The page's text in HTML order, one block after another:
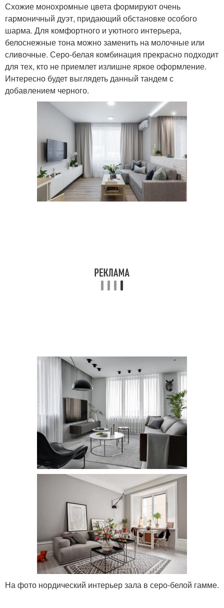
Схожие монохромные цвета формируют очень
гармоничный дуэт, придающий обстановке особого
шарма. Для комфортного и уютного интерьера,
белоснежные тона можно заменить на молочные или
сливочные. Серо-белая комбинация прекрасно подходит
для тех, кто не приемлет излишне яркое оформление.
Интересно будет выглядеть данный тандем с
добавлением черного.
На фото нордический интерьер зала в серо-белой гамме.